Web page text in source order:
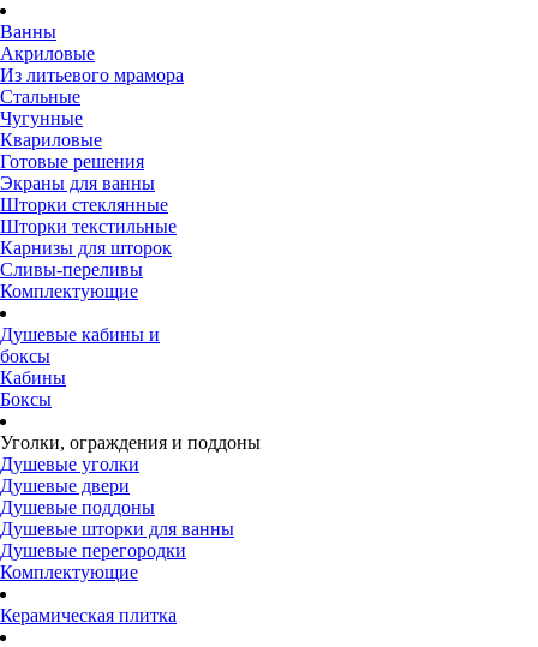
Ванны
Акриловые
Из литьевого мрамора
Стальные
Чугунные
Квариловые
Готовые решения
Экраны для ванны
Шторки стеклянные
Шторки текстильные
Карнизы для шторок
Сливы-переливы
Комплектующие
Душевые кабины и
боксы
Кабины
Боксы
Уголки, ограждения и поддоны
Душевые уголки
Душевые двери
Душевые поддоны
Душевые шторки для ванны
Душевые перегородки
Комплектующие
Керамическая плитка